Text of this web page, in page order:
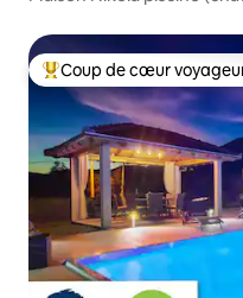
Coups de cœur
Coup de cœur